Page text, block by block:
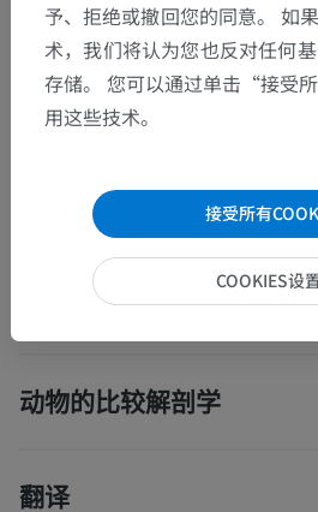
人体解剖学1
人体神经解剖学
>
底层结构： 这个解剖部位没有子
动物的比较解剖学
翻译
予、拒绝或撤回您的同意。 如
术，我们将认为您也反对任何
存储。 您可以通过单击“接受
用这些技术。
接受所有
COOKIES设